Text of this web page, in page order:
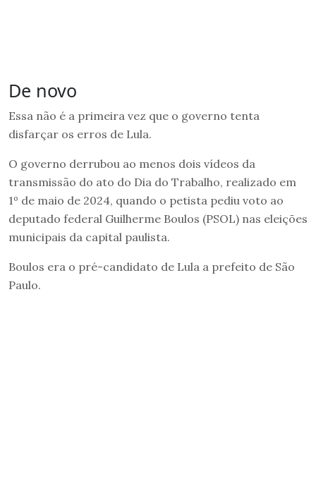
De novo
Essa não é a primeira vez que o governo tenta
disfarçar os erros de Lula.
O governo derrubou ao menos dois vídeos da
transmissão do ato do Dia do Trabalho, realizado em
1º de maio de 2024, quando o petista pediu voto ao
deputado federal Guilherme Boulos (PSOL) nas eleições
municipais da capital paulista.
Boulos era o pré-candidato de Lula a prefeito de São
Paulo.